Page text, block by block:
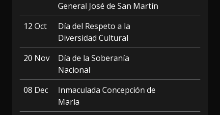
General José de San Martín
12 Oct
Día del Respeto a la
Diversidad Cultural
20 Nov
Día de la Soberanía
Nacional
08 Dec
Inmaculada Concepción de
María